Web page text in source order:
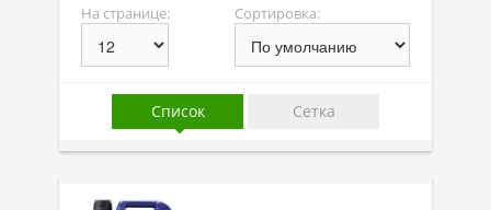
Присадки
Присадки в масло
Присадки в системы охлаждения
Присадки в топливо
Автокосметика
На странице:
Сортировка:
Список Сетка